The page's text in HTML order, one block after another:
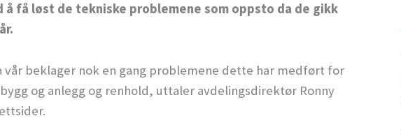
få løst de tekniske problemene som oppsto da de gikk
vår beklager nok en gang problemene dette har medført for
og anlegg og renhold, uttaler avdelingsdirektør Ronny